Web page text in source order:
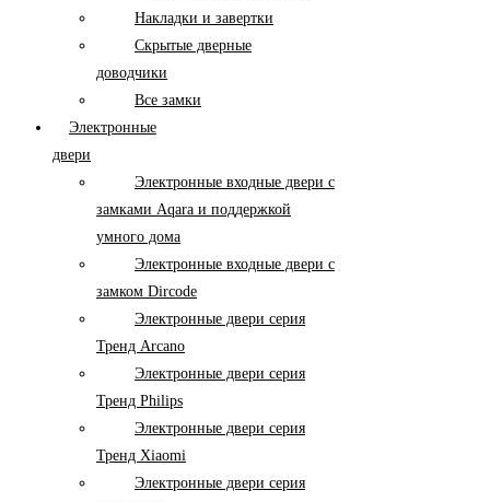
Накладки и завертки
Скрытые дверные
доводчики
Все замки
Электронные
двери
Электронные входные двери с
замками Aqara и поддержкой
умного дома
Электронные входные двери с
замком Dircode
Электронные двери серия
Тренд Arcano
Электронные двери серия
Тренд Philips
Электронные двери серия
Тренд Xiaomi
Электронные двери серия